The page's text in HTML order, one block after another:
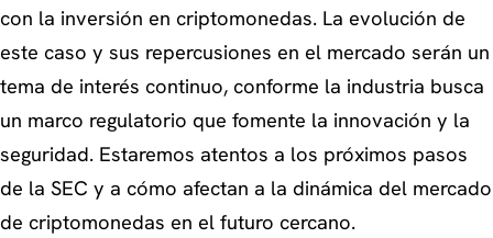
con la inversión en criptomonedas. La evolución de
este caso y sus repercusiones en el mercado serán un
tema de interés continuo, conforme la industria busca
un marco regulatorio que fomente la innovación y la
seguridad. Estaremos atentos a los próximos pasos
de la SEC y a cómo afectan a la dinámica del mercado
de criptomonedas en el futuro cercano.